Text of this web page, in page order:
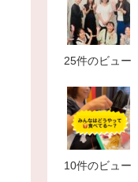
25件のビュー
10件のビュー